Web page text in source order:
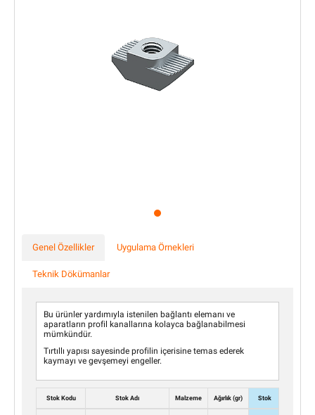
Genel Özellikler Uygulama Örnekleri
Teknik Dökümanlar
Bu ürünler yardımıyla istenilen bağlantı elemanı ve
aparatların profil kanallarına kolayca bağlanabilmesi
mümkündür.
Tırtıllı yapısı sayesinde profilin içerisine temas ederek
kaymayı ve gevşemeyi engeller.
Stok Kodu Stok Adı Malzeme Ağırlık (gr) Stok